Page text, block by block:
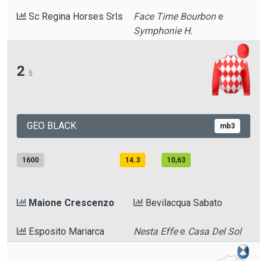
Sc Regina Horses Srls Face Time Bourbone
Symphonie H.
2 5
GEO BLACK mb3
1600 14.3 10,63
Maione Crescenzo Bevilacqua Sabato
Esposito Mariarca Nesta Effee Casa Del Sol